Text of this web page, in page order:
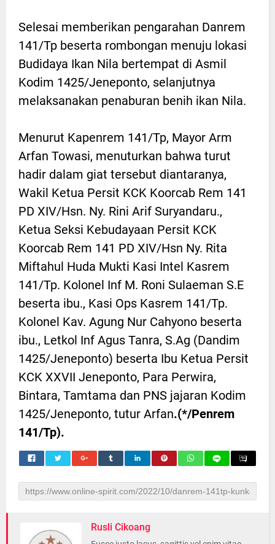
Selesai memberikan pengarahan Danrem
141/Tp beserta rombongan menuju lokasi
Budidaya Ikan Nila bertempat di Asmil
Kodim 1425/Jeneponto, selanjutnya
melaksanakan penaburan benih ikan Nila.
Menurut Kapenrem 141/Tp, Mayor Arm
Arfan Towasi, menuturkan bahwa turut
hadir dalam giat tersebut diantaranya,
Wakil Ketua Persit KCK Koorcab Rem 141
PD XIV/Hsn. Ny. Rini Arif Suryandaru.,
Ketua Seksi Kebudayaan Persit KCK
Koorcab Rem 141 PD XIV/Hsn Ny. Rita
Miftahul Huda Mukti Kasi Intel Kasrem
141/Tp. Kolonel Inf M. Roni Sulaeman S.E
beserta ibu., Kasi Ops Kasrem 141/Tp.
Kolonel Kav. Agung Nur Cahyono beserta
ibu., Letkol Inf Agus Tanra, S.Ag (Dandim
1425/Jeneponto) beserta Ibu Ketua Persit
KCK XXVII Jeneponto, Para Perwira,
Bintara, Tamtama dan PNS jajaran Kodim
1425/Jeneponto, tutur Arfan.(*/Penrem
141/Tp).
Rusli Cikoang